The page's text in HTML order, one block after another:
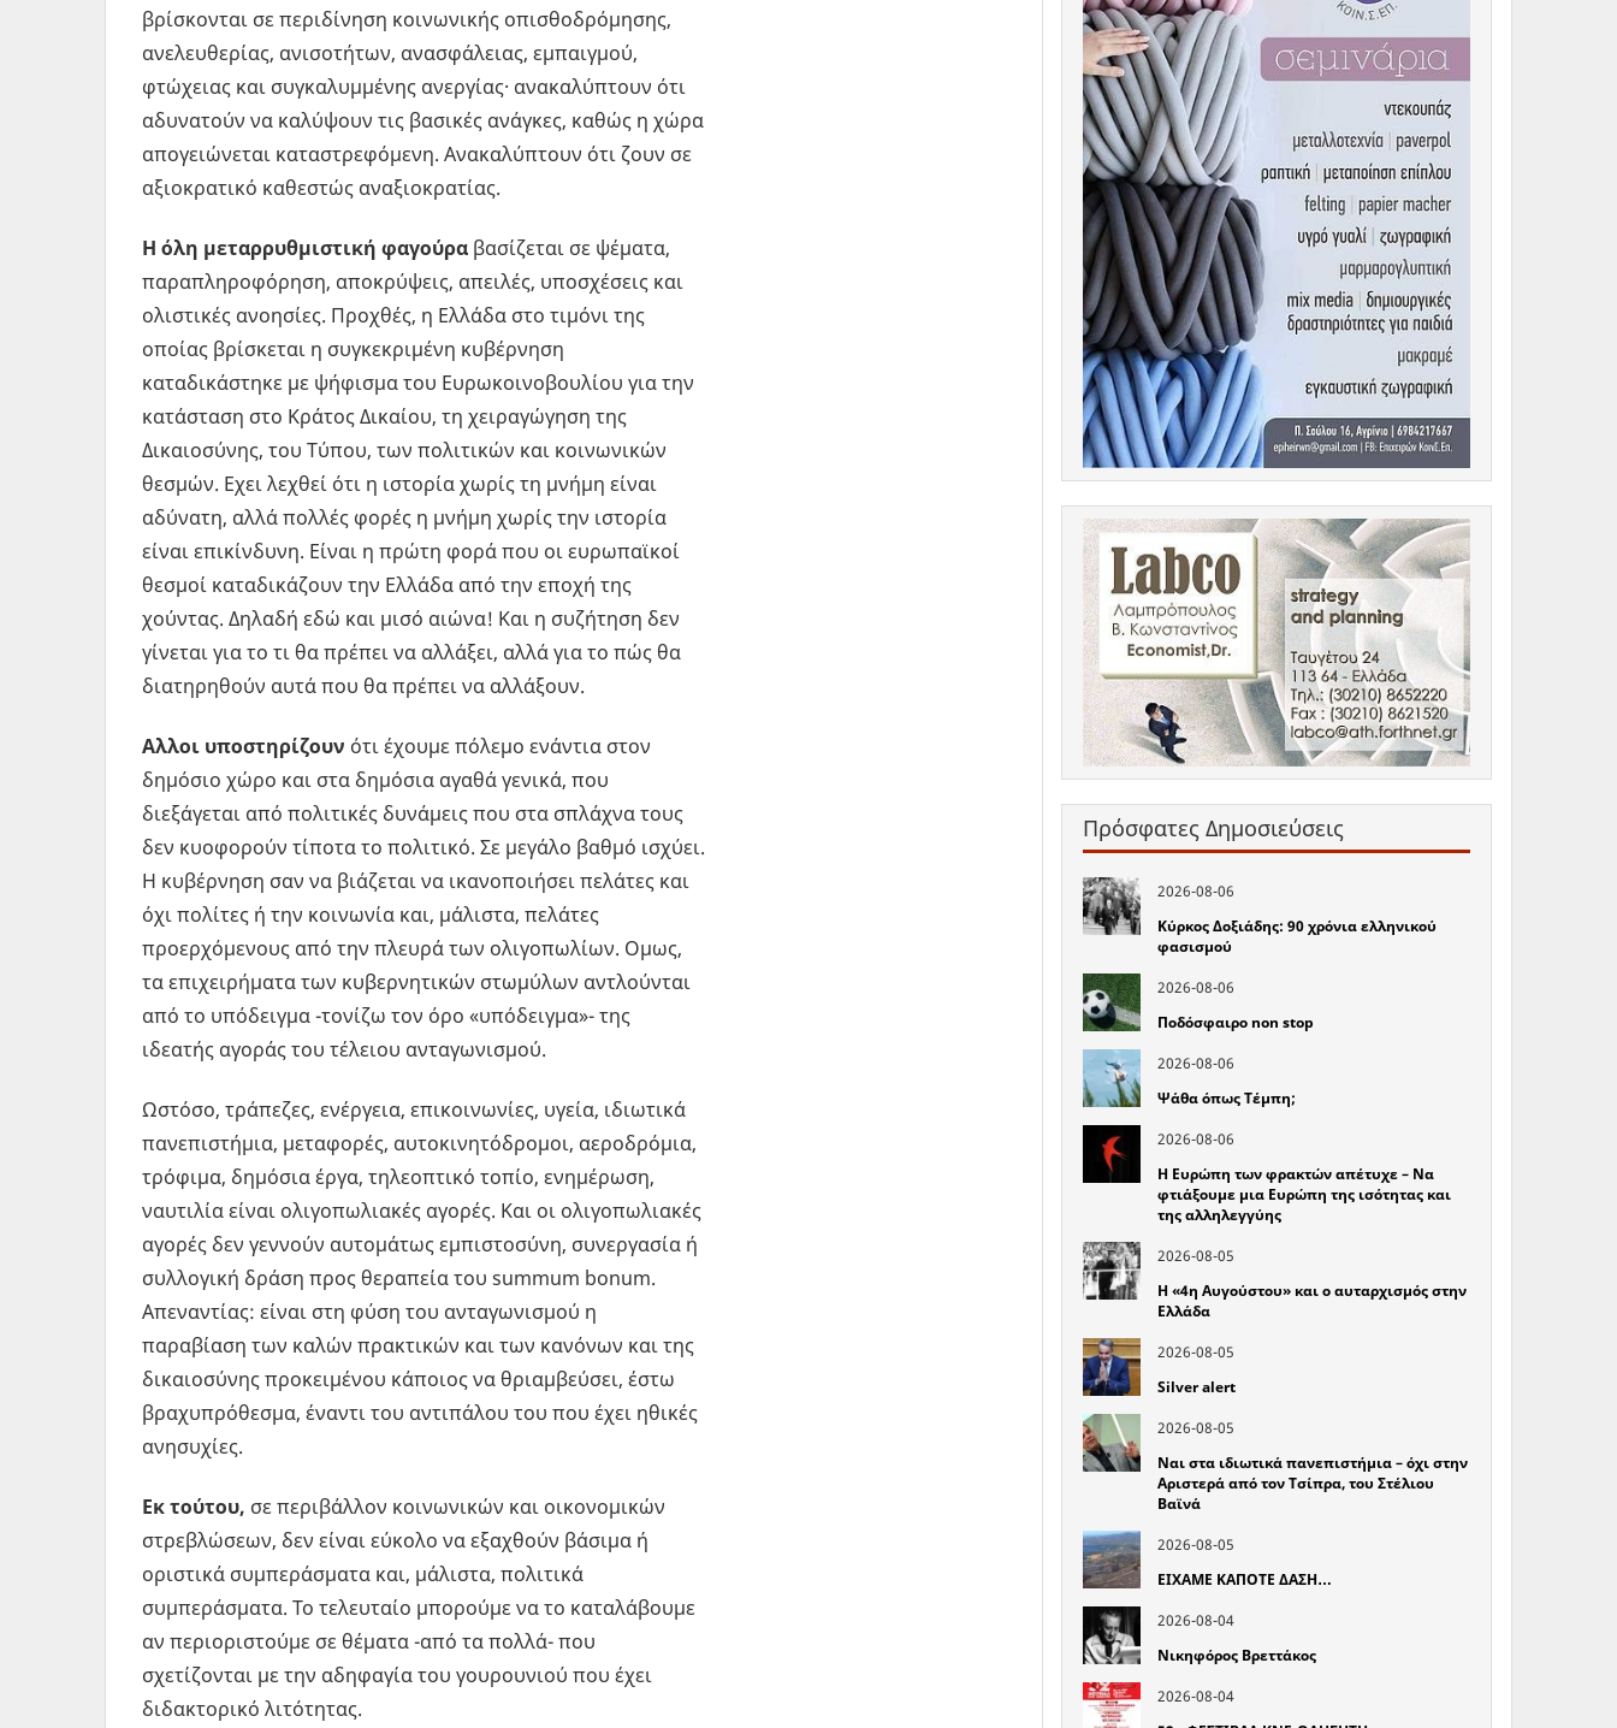
βρίσκονται σε περιδίνηση κοινωνικής οπισθοδρόμησης,
ανελευθερίας, ανισοτήτων, ανασφάλειας, εμπαιγμού,
φτώχειας και συγκαλυμμένης ανεργίας· ανακαλύπτουν ότι
αδυνατούν να καλύψουν τις βασικές ανάγκες, καθώς η χώρα
απογειώνεται καταστρεφόμενη. Ανακαλύπτουν ότι ζουν σε
αξιοκρατικό καθεστώς αναξιοκρατίας.
Η όλη μεταρρυθμιστική φαγούρα βασίζεται σε ψέματα,
παραπληροφόρηση, αποκρύψεις, απειλές, υποσχέσεις και
ολιστικές ανοησίες. Προχθές, η Ελλάδα στο τιμόνι της
οποίας βρίσκεται η συγκεκριμένη κυβέρνηση
καταδικάστηκε με ψήφισμα του Ευρωκοινοβουλίου για την
κατάσταση στο Κράτος Δικαίου, τη χειραγώγηση της
Δικαιοσύνης, του Τύπου, των πολιτικών και κοινωνικών
θεσμών. Εχει λεχθεί ότι η ιστορία χωρίς τη μνήμη είναι
αδύνατη, αλλά πολλές φορές η μνήμη χωρίς την ιστορία
είναι επικίνδυνη. Είναι η πρώτη φορά που οι ευρωπαϊκοί
θεσμοί καταδικάζουν την Ελλάδα από την εποχή της
χούντας. Δηλαδή εδώ και μισό αιώνα! Και η συζήτηση δεν
γίνεται για το τι θα πρέπει να αλλάξει, αλλά για το πώς θα
διατηρηθούν αυτά που θα πρέπει να αλλάξουν.
Αλλοι υποστηρίζουν ότι έχουμε πόλεμο ενάντια στον
δημόσιο χώρο και στα δημόσια αγαθά γενικά, που
διεξάγεται από πολιτικές δυνάμεις που στα σπλάχνα τους
δεν κυοφορούν τίποτα το πολιτικό. Σε μεγάλο βαθμό ισχύει.
Η κυβέρνηση σαν να βιάζεται να ικανοποιήσει πελάτες και
όχι πολίτες ή την κοινωνία και, μάλιστα, πελάτες
προερχόμενους από την πλευρά των ολιγοπωλίων. Ομως,
τα επιχειρήματα των κυβερνητικών στωμύλων αντλούνται
από το υπόδειγμα -τονίζω τον όρο «υπόδειγμα»- της
ιδεατής αγοράς του τέλειου ανταγωνισμού.
Ωστόσο, τράπεζες, ενέργεια, επικοινωνίες, υγεία, ιδιωτικά
πανεπιστήμια, μεταφορές, αυτοκινητόδρομοι, αεροδρόμια,
τρόφιμα, δημόσια έργα, τηλεοπτικό τοπίο, ενημέρωση,
ναυτιλία είναι ολιγοπωλιακές αγορές. Και οι ολιγοπωλιακές
αγορές δεν γεννούν αυτομάτως εμπιστοσύνη, συνεργασία ή
συλλογική δράση προς θεραπεία του summum bonum.
Απεναντίας: είναι στη φύση του ανταγωνισμού η
παραβίαση των καλών πρακτικών και των κανόνων και της
δικαιοσύνης προκειμένου κάποιος να θριαμβεύσει, έστω
βραχυπρόθεσμα, έναντι του αντιπάλου του που έχει ηθικές
ανησυχίες.
Εκ τούτου, σε περιβάλλον κοινωνικών και οικονομικών
στρεβλώσεων, δεν είναι εύκολο να εξαχθούν βάσιμα ή
οριστικά συμπεράσματα και, μάλιστα, πολιτικά
συμπεράσματα. Το τελευταίο μπορούμε να το καταλάβουμε
αν περιοριστούμε σε θέματα -από τα πολλά- που
σχετίζονται με την αδηφαγία του γουρουνιού που έχει
διδακτορικό λιτότητας.
Πρόσφατες Δημοσιεύσεις
2026-08-06
Κύρκος Δοξιάδης: 90 χρόνια ελληνικού
φασισμού
2026-08-06
Ποδόσφαιρο non stop
2026-08-06
Ψάθα όπως Τέμπη;
2026-08-06
Η Ευρώπη των φρακτών απέτυχε – Να
φτιάξουμε μια Ευρώπη της ισότητας και
της αλληλεγγύης
2026-08-05
Η «4η Αυγούστου» και ο αυταρχισμός στην
Ελλάδα
2026-08-05
Silver alert
2026-08-05
Ναι στα ιδιωτικά πανεπιστήμια – όχι στην
Αριστερά από τον Τσίπρα, του Στέλιου
Βαϊνά
2026-08-05
ΕΙΧΑΜΕ ΚΑΠΟΤΕ ΔΑΣΗ…
2026-08-04
Νικηφόρος Βρεττάκος
2026-08-04